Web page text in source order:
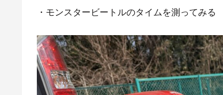
・モンスタービートルのタイムを測ってみる